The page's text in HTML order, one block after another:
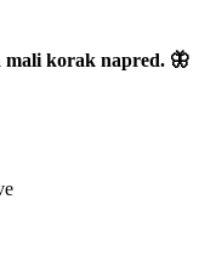
mali korak napred. 🦋